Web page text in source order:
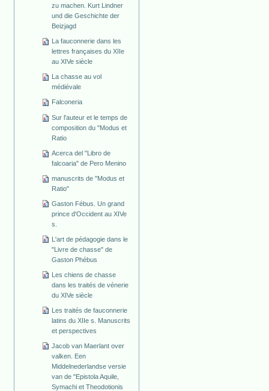
zu machen. Kurt Lindner
und die Geschichte der
Beizjagd
La fauconnerie dans les
lettres françaises du XIIe
au XIVe siècle
La chasse au vol
médiévale
Falconeria
Sur l'auteur et le temps de
composition du "Modus et
Ratio
Acerca del "Libro de
falcoaria" de Pero Menino
manuscrits de "Modus et
Ratio"
Gaston Fébus. Un grand
prince d'Occident au XIVe
s.
L'art de pédagogie dans le
"Livre de chasse" de
Gaston Phébus
Les chiens de chasse
dans les traités de vénerie
du XIVe siècle
Les traités de fauconnerie
latins du XIIe s. Manuscrits
et perspectives
Jacob van Maerlant over
valken. Een
Middelnederlandse versie
van de "Epistola Aquile,
Symachi et Theodotionis